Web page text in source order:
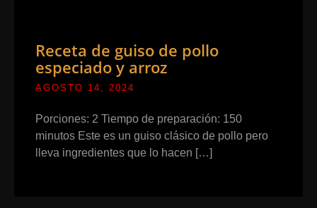
Receta de guiso de pollo
especiado y arroz
AGOSTO 14, 2024
Porciones: 2 Tiempo de preparación: 150
minutos Este es un guiso clásico de pollo pero
lleva ingredientes que lo hacen […]